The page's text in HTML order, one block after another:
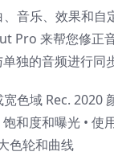
音乐、效果和
Pro 来帮您修正
独的音频进行同
色域 Rec. 2020
和度和曝光 •
色轮和曲线